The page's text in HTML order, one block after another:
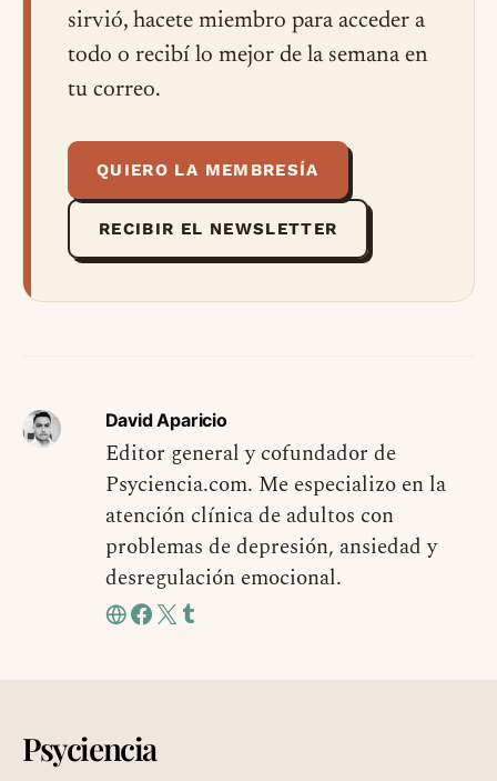
sirvió, hacete miembro para acceder a
todo o recibí lo mejor de la semana en
tu correo.
QUIERO LA MEMBRESÍA
RECIBIR EL NEWSLETTER
David Aparicio
Editor general y cofundador de
Psyciencia.com. Me especializo en la
atención clínica de adultos con
problemas de depresión, ansiedad y
desregulación emocional.
Psyciencia